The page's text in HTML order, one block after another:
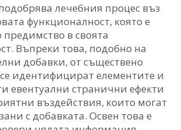
лечебния процес въз
функционалност, която е
в своята
Въпреки това, подобно на
добавки, от съществено
идентифицират елементите и
евентуални странични ефекти
въздействия, които могат
с добавката. Освен това е